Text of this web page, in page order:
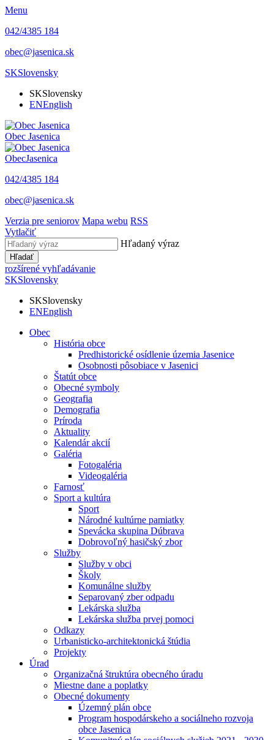
Menu
042/4385 184
obec@jasenica.sk
SKSlovensky
SKSlovensky
ENEnglish
Obec Jasenica
ObecJasenica
042/4385 184
obec@jasenica.sk
Verzia pre seniorov Mapa webu RSS
Vytlačiť
Hľadaný výraz
Hľadať
rozšírené vyhľadávanie
SKSlovensky
SKSlovensky
ENEnglish
Obec
História obce
Predhistorické osídlenie územia Jasenice
Osobnosti pôsobiace v Jasenici
Štatút obce
Obecné symboly
Geografia
Demografia
Príroda
Aktuality
Kalendár akcií
Galéria
Fotogaléria
Videogaléria
Farnosť
Sport a kultúra
Sport
Národné kultúrne pamiatky
Spevácka skupina Dúbrava
Dobrovoľný hasičský zbor
Služby
Služby v obci
Školy
Komunálne služby
Separovaný zber odpadu
Lekárska služba
Lekárska služba prvej pomoci
Odkazy
Urbanisticko-architektonická štúdia
Projekty
Úrad
Organizačná štruktúra obecného úradu
Miestne dane a poplatky
Obecné dokumenty
Územný plán obce
Program hospodárskeho a sociálneho rozvoja
obce Jasenica